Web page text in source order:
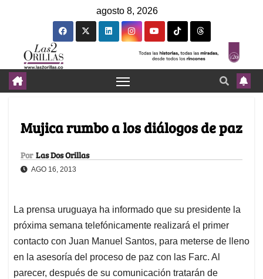
agosto 8, 2026
Mujica rumbo a los diálogos de paz
Por Las Dos Orillas
AGO 16, 2013
La prensa uruguaya ha informado que su presidente la
próxima semana telefónicamente realizará el primer
contacto con Juan Manuel Santos, para meterse de lleno
en la asesoría del proceso de paz con las Farc. Al
parecer, después de su comunicación tratarán de